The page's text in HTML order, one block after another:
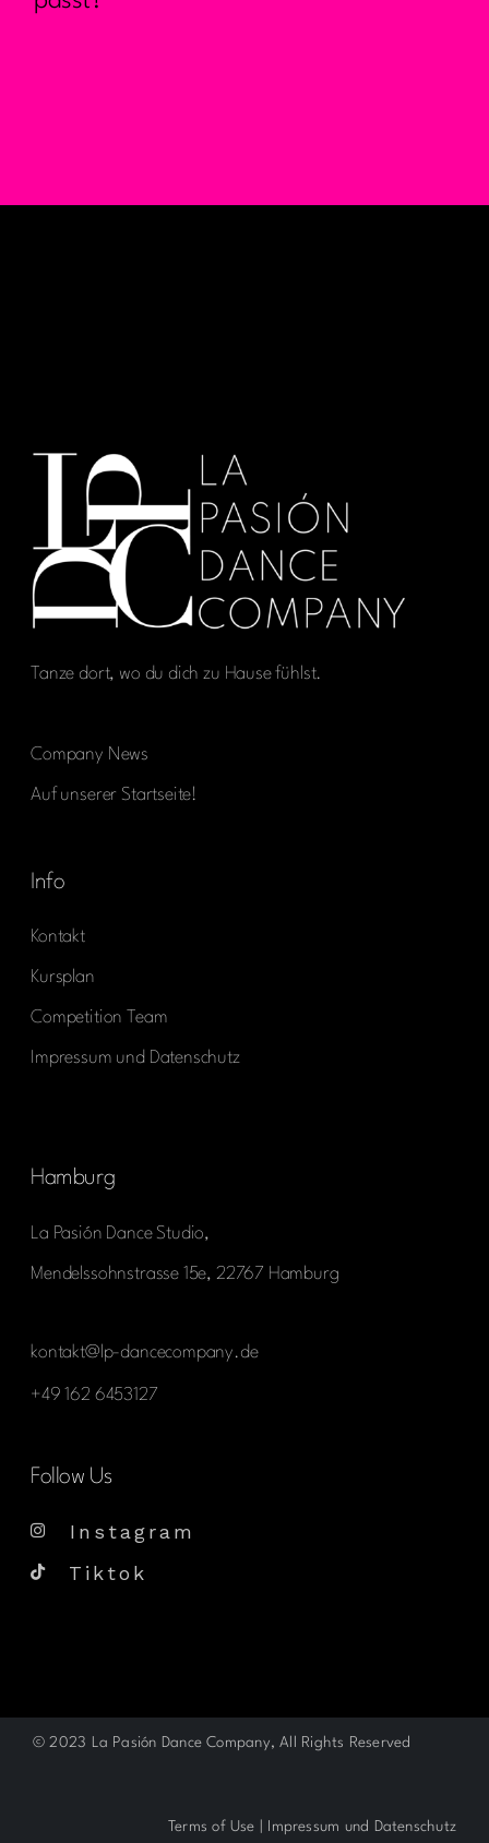
Tanze dort, wo du dich zu Hause fühlst.
Company News
Auf unserer Startseite!
Info
Kontakt
Kursplan
Competition Team
Impressum und Datenschutz
Hamburg
La Pasión Dance Studio,
Mendelssohnstrasse 15e, 22767 Hamburg
kontakt@lp-dancecompany.de
+49 162 6453127
Follow Us
Instagram
Tiktok
© 2023 La Pasión Dance Company, All Rights Reserved
Terms of Use Impressum und Datenschutz